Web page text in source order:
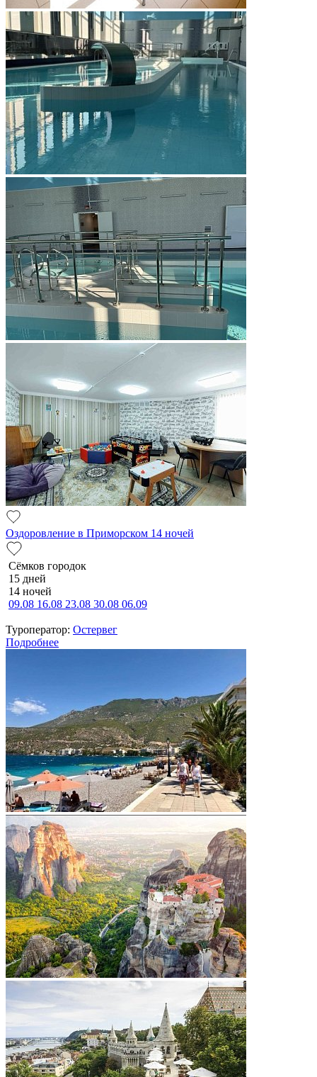
Оздоровление в Приморском 14 ночей
Сёмков городок
15 дней
14 ночей
09.08 16.08 23.08 30.08 06.09
Туроператор: Остервег
Подробнее